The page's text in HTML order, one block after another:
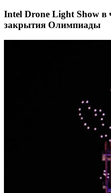
Intel Drone Light Show в
закрытия Олимпиады